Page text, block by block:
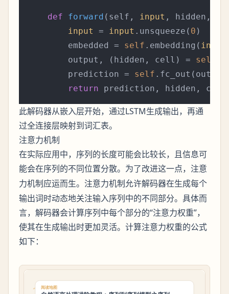
def forward ( self, input , hidden,
input
= input .unsqueeze( 0 )
        embedded =
self .embedding( input
        output, (hidden, cell) =
self
        prediction =
self
return
此解码器从嵌入层开始，通过LSTM生成输出，再通
过全连接层映射到词汇表。
注意力机制
在实际应用中，序列的长度可能会比较长，且信息可
能会在序列的不同位置分散。为了改进这一点， 注意
力机制 应运而生。注意力机制允许解码器在生成每个
输出词时动态地关注输入序列中的不同部分。具体而
言，解码器会计算序列中每个部分的“注意力权重”，
使其在生成输出时更加灵活。计算注意力权重的公式
如下：